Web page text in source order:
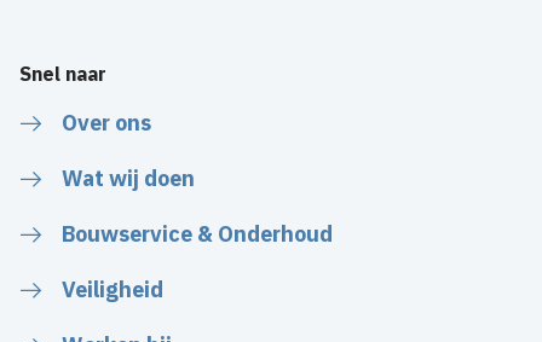
Snel naar
Over ons
Wat wij doen
Bouwservice & Onderhoud
Veiligheid